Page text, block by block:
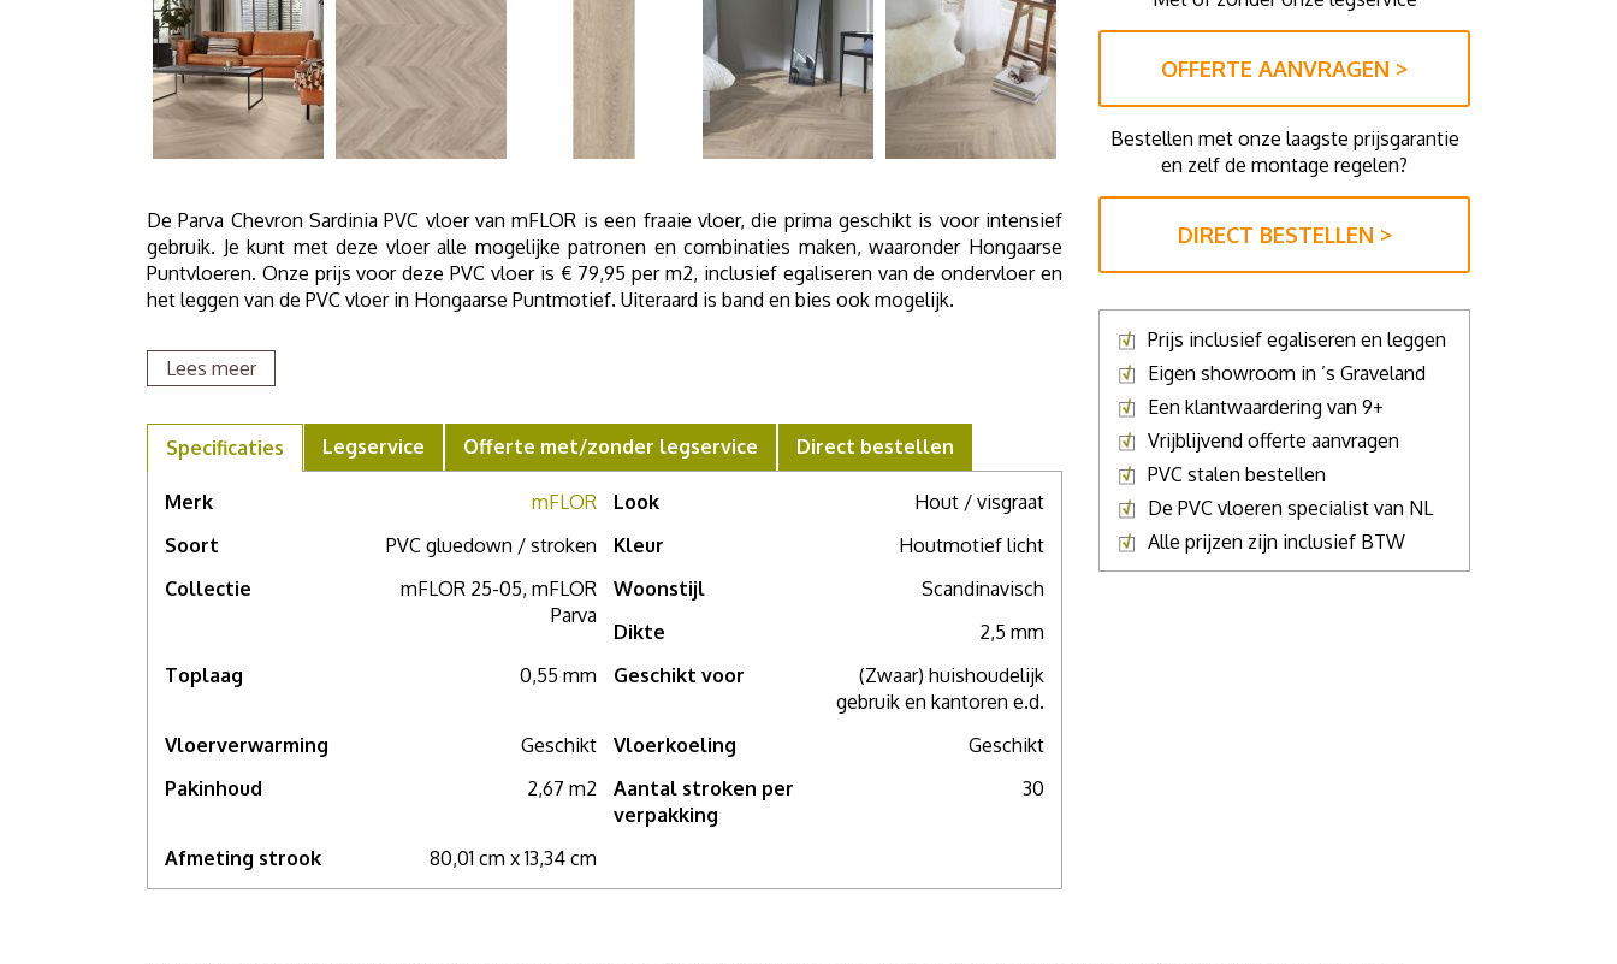
De Parva Chevron Sardinia PVC vloer van mFLOR is een fraaie vloer, die prima geschikt is voor intensief
gebruik. Je kunt met deze vloer alle mogelijke patronen en combinaties maken, waaronder Hongaarse
Puntvloeren. Onze prijs voor deze PVC vloer is € 79,95 per m2, inclusief egaliseren van de ondervloer en
het leggen van de PVC vloer in Hongaarse Puntmotief. Uiteraard is band en bies ook mogelijk.
leveren niet alleen de PVC vloer, maar zorgen ook dat deze perfect gelegd wordt inclusief egaliseren van
de ondervloer. En mochten er eisen zijn voor geluidsisolatie, dan bieden wij ook prima oplossingen door
het toepassen van gecertificeerde ondervloeren met 10 dB geluidsreductie.
Dan kunt u 3 PVC stalen bestellen, dus druk op "verder winkelen" als u nog een staal wilt aanvragen. En als
u wilt weten wat deze PVC vloer in uw woonsituatie gaat kosten, kunt u gelijk ook een offerte aanvragen
Als u meer wilt weten over deze vloer, grotere stalen wilt zien of meer advies nodig hebt, maak dan een
afspraak in één van onze
. Voor een compleet persoonlijk advies.
Lees meer
Specificaties Legservice Offerte met/zonder legservice Direct bestellen
Merk mFLOR Look
Hout / visgraat
Soort
PVC gluedown / stroken Kleur
Houtmotief licht
Collectie
mFLOR 25-05, mFLOR
Parva
Woonstijl
Scandinavisch
Dikte
2,5 mm
Toplaag
0,55 mm Geschikt voor
(Zwaar) huishoudelijk
gebruik en kantoren e.d.
Vloerverwarming
Geschikt Vloerkoeling
Geschikt
Pakinhoud
2,67 m2
Aantal stroken per
verpakking
30
Afmeting strook 80,01 cm x 13,34 cm
OFFERTE AANVRAGEN >
Bestellen met onze laagste prijsgarantie
en zelf de montage regelen?
DIRECT BESTELLEN >
Prijs inclusief egaliseren en leggen
Eigen showroom in ’s Graveland
Een klantwaardering van 9+
Vrijblijvend offerte aanvragen
PVC stalen bestellen
De PVC vloeren specialist van NL
Alle prijzen zijn inclusief BTW